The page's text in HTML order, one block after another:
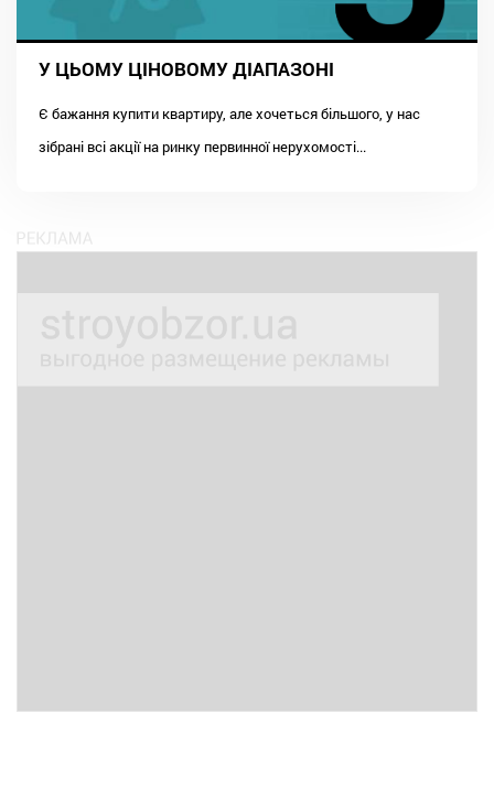
У ЦЬОМУ ЦІНОВОМУ ДІАПАЗОНІ
Є бажання купити квартиру, але хочеться більшого, у нас
зібрані всі акції на ринку первинної нерухомості...